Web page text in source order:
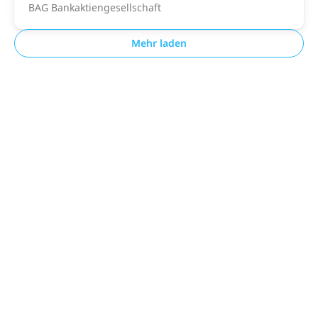
BAG Bankaktiengesellschaft
Mehr laden